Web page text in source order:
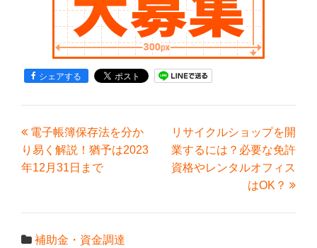
シェアする
電子帳簿保存法を分か
り易く解説！猶予は2023
年12月31日まで
リサイクルショップを開
業するには？必要な免許
資格やレンタルオフィス
はOK？
補助金・資金調達